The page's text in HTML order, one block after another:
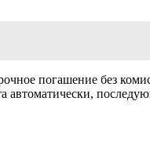
погашение без